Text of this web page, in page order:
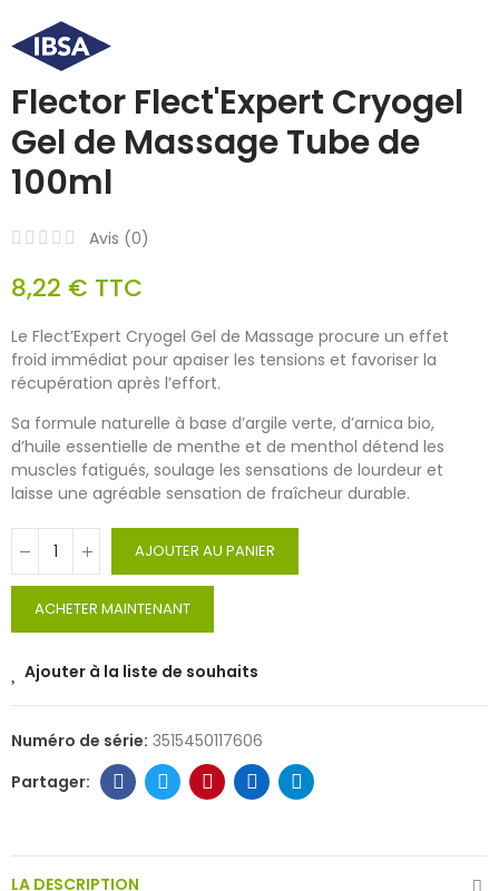
Flector Flect'Expert Cryogel
Gel de Massage Tube de
100ml
Avis (0)
8,22 € TTC
Le Flect’Expert Cryogel Gel de Massage procure un effet
froid immédiat pour apaiser les tensions et favoriser la
récupération après l’effort.
Sa formule naturelle à base d’argile verte, d’arnica bio,
d’huile essentielle de menthe et de menthol détend les
muscles fatigués, soulage les sensations de lourdeur et
laisse une agréable sensation de fraîcheur durable.
AJOUTER AU PANIER
ACHETER MAINTENANT
Ajouter à la liste de souhaits
Numéro de série: 3515450117606
LA DESCRIPTION